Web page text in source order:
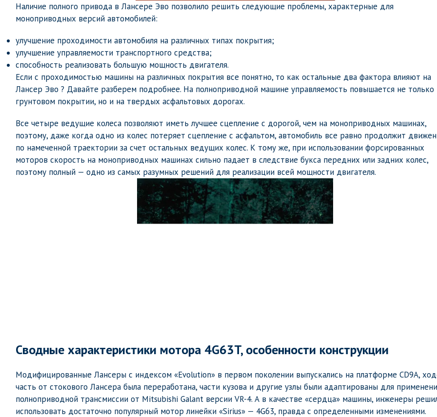
Наличие полного привода в Лансере Эво позволило решить следующие проблемы, характерные для
моноприводных версий автомобилей:
улучшение проходимости автомобиля на различных типах покрытия;
улучшение управляемости транспортного средства;
способность реализовать большую мощность двигателя.
Если с проходимостью машины на различных покрытия все понятно, то как остальные два фактора влияют на
Лансер Эво ? Давайте разберем подробнее. На полноприводной машине управляемость повышается не только
грунтовом покрытии, но и на твердых асфальтовых дорогах.
Все четыре ведущие колеса позволяют иметь лучшее сцепление с дорогой, чем на моноприводных машинах,
поэтому, даже когда одно из колес потеряет сцепление с асфальтом, автомобиль все равно продолжит
по намеченной траектории за счет остальных ведущих колес. К тому же, при использовании форсированных
моторов скорость на моноприводных машинах сильно падает в следствие букса передних или задних колес,
поэтому полный — одно из самых разумных решений для реализации всей мощности двигателя.
Сводные характеристики мотора 4G63T, особенности конструкции
Модифицированные Лансеры с индексом «Evolution» в первом поколении выпускались на платформе CD9A,
часть от стокового Лансера была переработана, части кузова и другие узлы были адаптированы для
полноприводной трансмиссии от Mitsubishi Galant версии VR-4. А в качестве «сердца» машины, инженеры
использовать достаточно популярный мотор линейки «Sirius» — 4G63, правда с определенными изменениями.